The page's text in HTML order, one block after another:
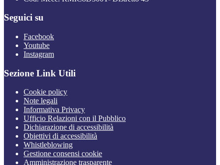
Seguici su
Facebook
Youtube
Instagram
Sezione Link Utili
Cookie policy
Note legali
Informativa Privacy
Ufficio Relazioni con il Pubblico
Dichiarazione di accessibilità
Obiettivi di accessibilità
Whistleblowing
Gestione consensi cookie
Amministrazione trasparente